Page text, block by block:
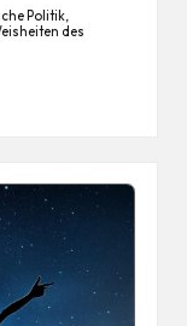
Politik,
des